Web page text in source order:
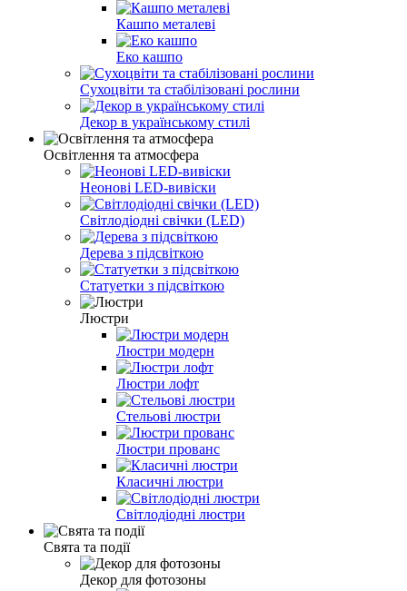
Кашпо металеві
Еко кашпо
Сухоцвіти та стабілізовані рослини
Декор в українському стилі
Освітлення та атмосфера
Неонові LED-вивіски
Світлодіодні свічки (LED)
Дерева з підсвіткою
Статуетки з підсвіткою
Люстри
Люстри модерн
Люстри лофт
Стельові люстри
Люстри прованс
Класичні люстри
Світлодіодні люстри
Свята та події
Декор для фотозоны